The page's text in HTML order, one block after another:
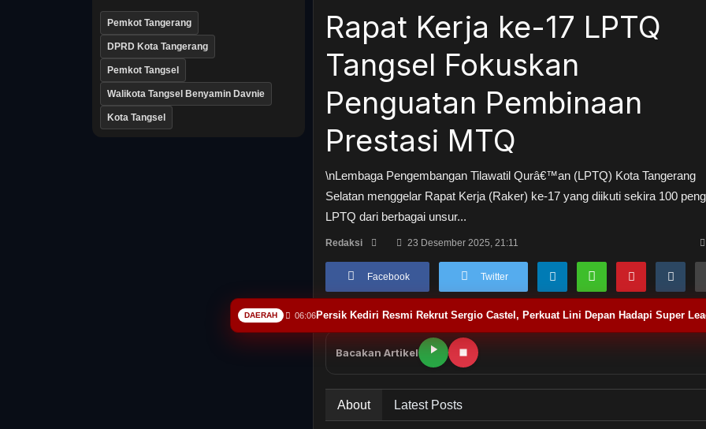
Pemkot Tangerang
DPRD Kota Tangerang
Pemkot Tangsel
Walikota Tangsel Benyamin Davnie
Kota Tangsel
Rapat Kerja ke-17 LPTQ
Tangsel Fokuskan
Penguatan Pembinaan
Prestasi MTQ
\nLembaga Pengembangan Tilawatil Qurâ€™an (LPTQ) Kota Tangerang
Selatan menggelar Rapat Kerja (Raker) ke-17 yang diikuti sekira 100
LPTQ dari berbagai unsur...
Redaksi 23 Desember 2025, 21:11
Facebook Twitter
Bacakan Artikel
About Latest Posts
DAERAH 06:06Persik Kediri Resmi Rekrut Sergio Castel, Perkuat Lini Depan Hadapi Super